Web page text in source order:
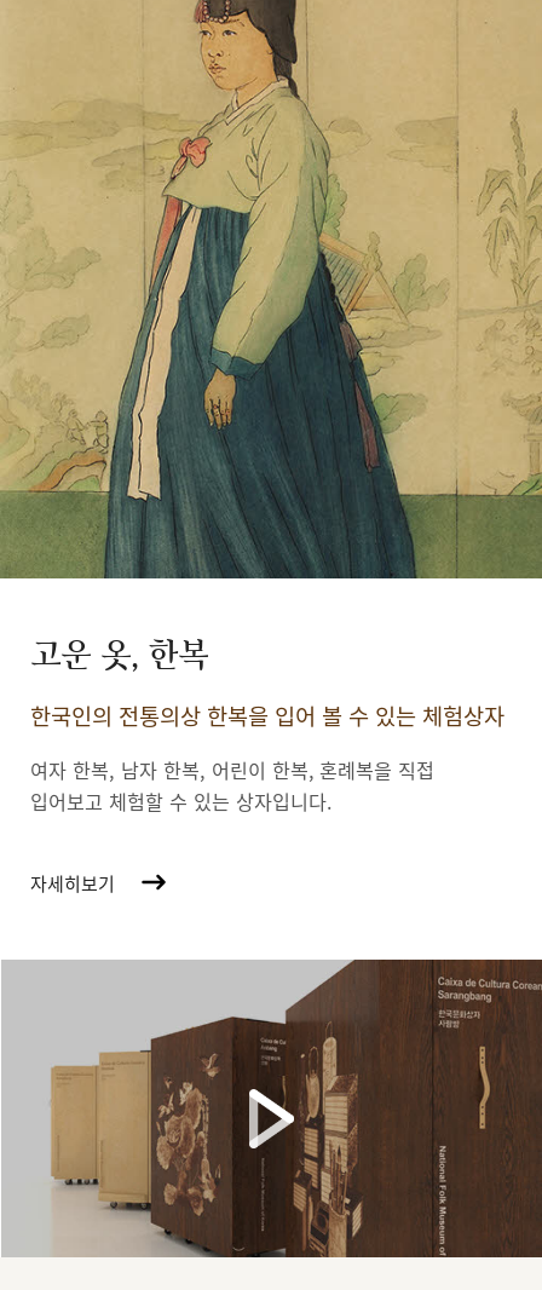
고운 옷, 한복
한국인의 전통의상 한복을 입어 볼 수 있는 체험상자
여자 한복, 남자 한복, 어린이 한복, 혼례복을 직접
입어보고 체험할 수 있는 상자입니다.
자세히보기